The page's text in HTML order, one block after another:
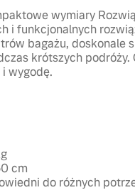
wymiary
i funkcjonalnych
bagażu, doskonale
krótszych podróży.
wygodę.
cm
do różnych